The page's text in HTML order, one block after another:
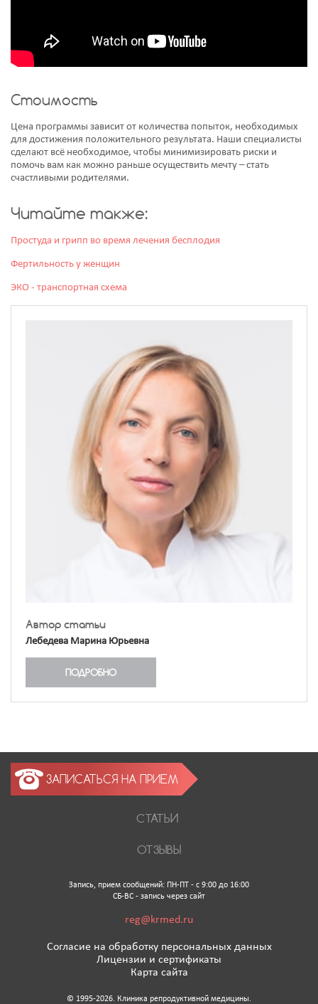
Стоимость
Цена программы зависит от количества попыток, необходимых
для достижения положительного результата. Наши специалисты
сделают всё необходимое, чтобы минимизировать риски и
помочь вам как можно раньше осуществить мечту – стать
счастливыми родителями.
Читайте также:
Простуда и грипп во время лечения бесплодия
Фертильность у женщин
ЭКО - транспортная схема
Автор статьи
Лебедева Марина Юрьевна
ПОДРОБНО
ЗАПИСАТЬСЯ НА ПРИЕМ
СТАТЬИ
ОТЗЫВЫ
Запись, прием сообщений: ПН-ПТ - с 9:00 до 16:00
СБ-ВС - запись через сайт
reg@krmed.ru
Согласие на обработку персональных данных
Лицензии и сертификаты
Карта сайта
© 1995-2026. Клиника репродуктивной медицины.